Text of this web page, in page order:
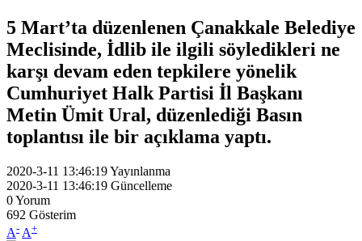
5 Mart’ta düzenlenen Çanakkale Belediye
Meclisinde, İdlib ile ilgili söyledikleri ne
karşı devam eden tepkilere yönelik
Cumhuriyet Halk Partisi İl Başkanı
Metin Ümit Ural, düzenlediği Basın
toplantısı ile bir açıklama yaptı.
2020-3-11 13:46:19Yayınlanma
2020-3-11 13:46:19 Güncelleme
0Yorum
692 Gösterim
A- A+